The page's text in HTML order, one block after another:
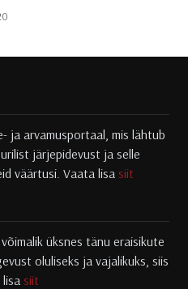
ja arvamusportaal, mis lähtub
järjepidevust ja selle
väärtusi. Vaata lisa siit
üksnes tänu eraisikute
oluliseks ja vajalikuks, siis
siit